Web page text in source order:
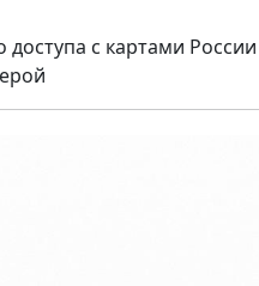
доступа с картами